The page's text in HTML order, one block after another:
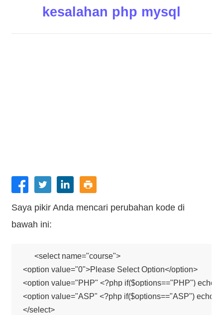
kesalahan php mysql
Saya pikir Anda mencari perubahan kode di
bawah ini:
<select name="course">
<option value="0">Please Select Option</option>
<option value="PHP" <?php if($options=="PHP") echo
<option value="ASP" <?php if($options=="ASP") echo
</select>